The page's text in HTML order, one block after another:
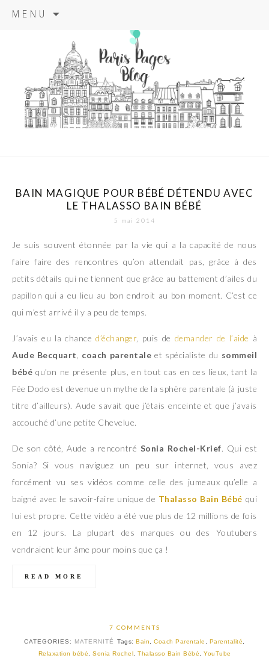
MENU
principal
paris pages
blog
BAIN MAGIQUE POUR BÉBÉ DÉTENDU AVEC
LE THALASSO BAIN BÉBÉ
5 mai 2014
Je suis souvent étonnée par la vie qui a la capacité de nous
faire faire des rencontres qu’on attendait pas, grâce à des
petits détails qui ne tiennent que grâce au battement d’ailes du
papillon qui a eu lieu au bon endroit au bon moment. C’est ce
qui m’est arrivé il y a peu de temps.
J’avais eu la chanced’échanger, puis de demander de l’aide à
Aude Becquart
coach parentale et spécialiste du sommeil
bébé qu’on ne présente plus, en tout cas en ces lieux, tant la
Fée Dodo est devenue un mythe de la sphère parentale (à juste
titre d’ailleurs). Aude savait que j’étais enceinte et que j’avais
accouché d’une petite Chevelue.
De son côté, Aude a rencontré Sonia Rochel-Krief. Qui est
Sonia? Si vous naviguez un peu sur internet, vous avez
forcément vu ses vidéos comme celle des jumeaux qu’elle a
baigné avec le savoir-faire unique de Thalasso Bain Bébé qui
lui est propre. Cette vidéo a été vue plus de 12 millions de fois
en 12 jours. La plupart des marques ou des Youtubers
vendraient leur âme pour moins que ça !
READ MORE
7 COMMENTS
CATEGORIES: MATERNITÉ Tags:Bain ,Coach Parentale Parentalité
Relaxation bébé
Sonia Rochel Thalasso Bain Bébé YouTube